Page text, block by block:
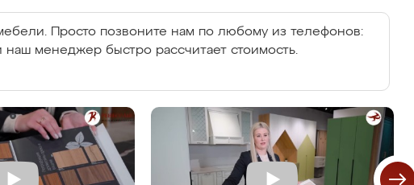
Просто позвоните нам по любому из телефонов:
наш менеджер быстро рассчитает стоимость.